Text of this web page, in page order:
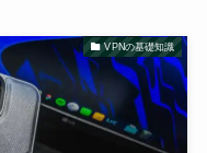
VPNの基礎知識